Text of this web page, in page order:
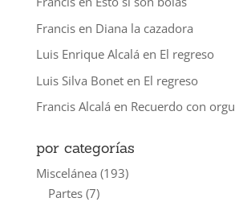
Francisen Diana la cazadora
Luis Enrique Alcalá en El regreso
Luis Silva Boneten El regreso
Francis Alcalá en Recuerdo con
por categorías
Miscelánea (193)
Partes(7)